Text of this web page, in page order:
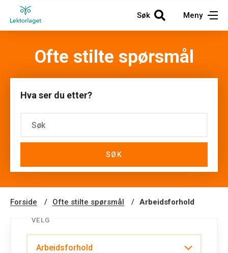
Søk Meny
Ofte stilte spørsmål
Hva ser du etter?
SØK
Forside Ofte stilte spørsmål Arbeidsforhold
VELG
Arbeidsforhold